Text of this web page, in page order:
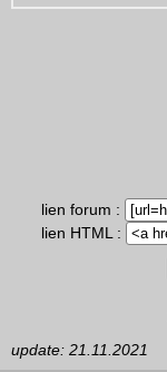
lien forum :
lien HTML :
update: 21.11.2021